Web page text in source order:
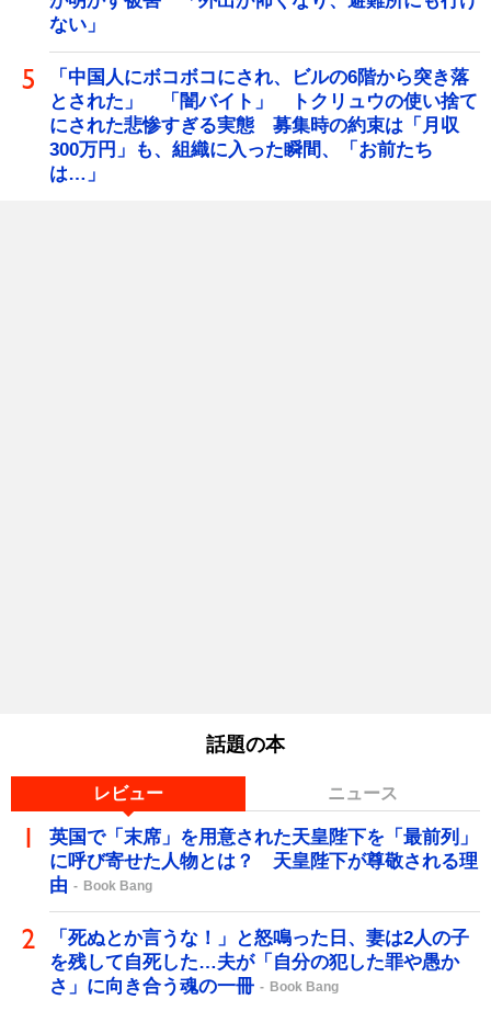
ない」
「中国人にボコボコにされ、ビルの6階から突き落
とされた」 「闇バイト」 トクリュウの使い捨て
にされた悲惨すぎる実態 募集時の約束は「月収
300万円」も、組織に入った瞬間、「お前たち
は…」
話題の本
レビュー ニュース
英国で「末席」を用意された天皇陛下を「最前列」
に呼び寄せた人物とは？ 天皇陛下が尊敬される理
由
Book Bang
「死ぬとか言うな！」と怒鳴った日、妻は2人の子
を残して自死した…夫が「自分の犯した罪や愚か
さ」に向き合う魂の一冊
Book Bang